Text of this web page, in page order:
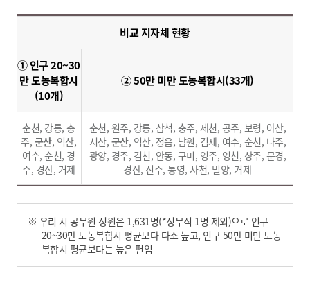
비교 지자체 현황
① 인구 20~30
만 도농복합시
(10개)
② 50만 미만 도농복합시(33개)
춘천, 강릉, 충
주, 군산, 익산,
여수, 순천, 경
주, 경산, 거제
춘천, 원주, 강릉, 삼척, 충주, 제천, 공주, 보령, 아산,
서산, 군산, 익산, 정읍, 남원, 김제, 여수, 순천, 나주,
광양, 경주, 김천, 안동, 구미, 영주, 영천, 상주, 문경,
경산, 진주, 통영, 사천, 밀양, 거제
※ 우리 시 공무원 정원은 1,631명(*정무직 1명 제외)으로 인구
20~30만 도농복합시 평균보다 다소 높고, 인구 50만 미만 도농
복합시 평균보다는 높은 편임